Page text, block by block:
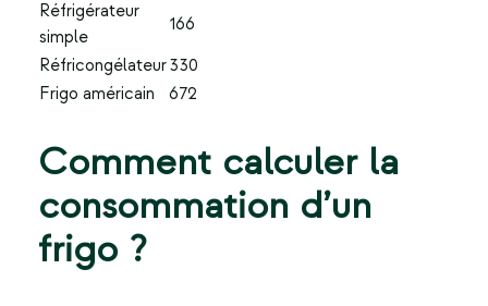
Réfrigérateur
simple
166
Réfricongélateur330
Frigo américain
672
Comment calculer la
consommation d’un
frigo ?